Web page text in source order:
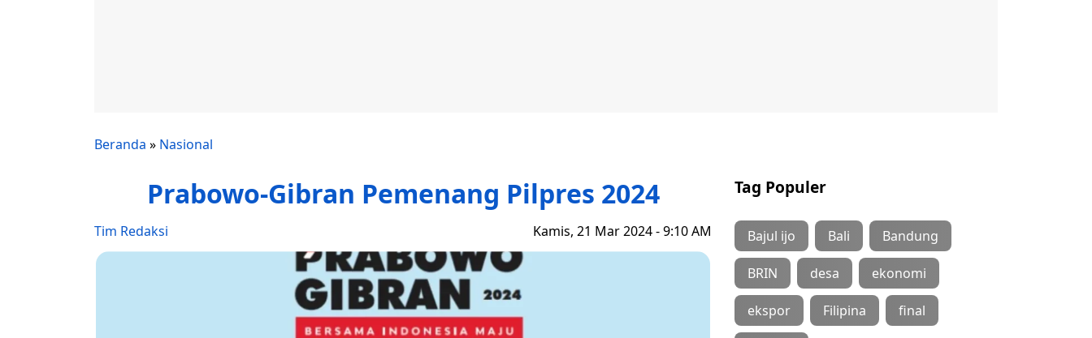
Beranda » Nasional
Prabowo-Gibran Pemenang Pilpres 2024
Tim Redaksi Kamis, 21 Mar 2024 - 9:10 AM
Tag Populer
Bajul ijo Bali Bandung
BRIN desa ekonomi
ekspor Filipina final